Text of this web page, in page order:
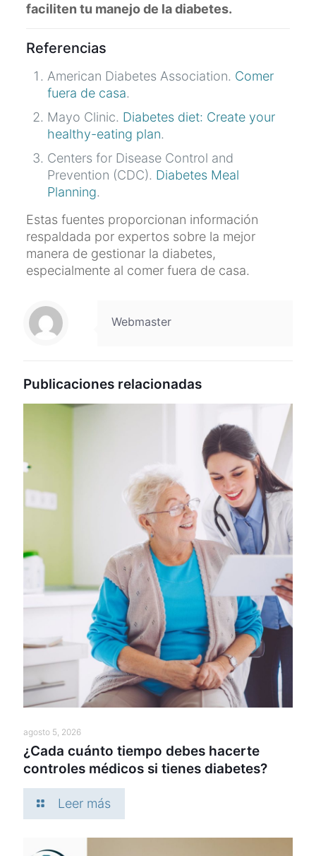
faciliten tu manejo de la diabetes.
Referencias
American Diabetes Association. Comer
fuera de casa.
Mayo Clinic. Diabetes diet: Create your
healthy-eating plan.
Centers for Disease Control and
Prevention (CDC). Diabetes Meal
Planning.
Estas fuentes proporcionan información
respaldada por expertos sobre la mejor
manera de gestionar la diabetes,
especialmente al comer fuera de casa.
Webmaster
Publicaciones relacionadas
agosto 5, 2026
¿Cada cuánto tiempo debes hacerte
controles médicos si tienes diabetes?
Leer más